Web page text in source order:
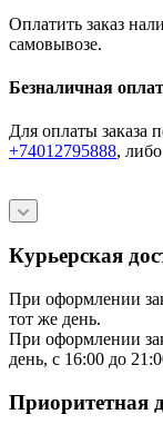
Оплатить заказ
самовывозе.
Безналичная
Для оплаты заказа
+74012795888,
Курьерская
При оформлении
тот же день.
При оформлении
день, с 16:00 до
Приоритетная